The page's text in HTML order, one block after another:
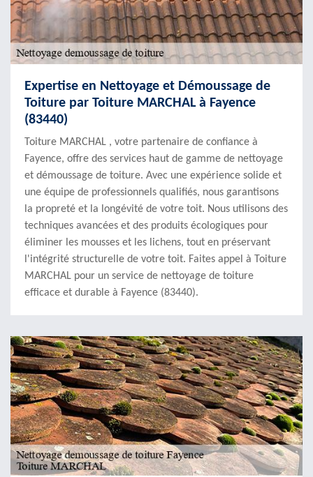
Expertise en Nettoyage et Démoussage de
Toiture par Toiture MARCHAL à Fayence
(83440)
Toiture MARCHAL , votre partenaire de confiance à
Fayence, offre des services haut de gamme de nettoyage
et démoussage de toiture. Avec une expérience solide et
une équipe de professionnels qualifiés, nous garantisons
la propreté et la longévité de votre toit. Nous utilisons des
techniques avancées et des produits écologiques pour
éliminer les mousses et les lichens, tout en préservant
l'intégrité structurelle de votre toit. Faites appel à Toiture
MARCHAL pour un service de nettoyage de toiture
efficace et durable à Fayence (83440).